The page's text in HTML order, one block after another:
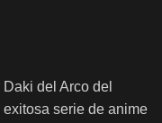
del Arco del
serie de anime